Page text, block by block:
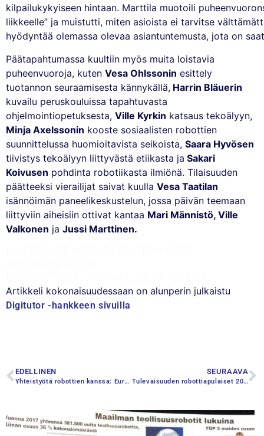
kilpailukykyiseen hintaan. Marttila muotoili
liikkeelle” ja muistutti, miten asioista ei tarvitse
hyödyntää olemassa olevaa asiantuntemusta, jota on
Päätapahtumassa kuultiin myös muita loistavia
puheenvuoroja, kuten Vesa Ohlssonin esittely
tuotannon seuraamisesta kännykällä, Harrin Bläuerin
kuvailu peruskouluissa tapahtuvasta
ohjelmointiopetuksesta, Ville Kyrkin katsaus tekoälyyn,
Minja Axelssonin kooste sosiaalisten robottien
suunnittelussa huomioitavista seikoista, Saara Hyvösen
tiivistys tekoälyyn liittyvästä etiikasta ja Sakari
Koivusen pohdinta robotiikasta ilmiönä. Tilaisuuden
päätteeksi vierailijat saivat kuulla Vesa Taatilan
isännöimän paneelikeskustelun, jossa päivän teemaan
liittyviin aiheisiin ottivat kantaa Mari Männistö, Ville
Valkonen ja Jussi Marttinen.
Artikkeli kokonaisuudessaan on alunperin julkaistu
Digitutor -hankkeen sivuilla
EDELLINEN
Yhteistyötä robottien kanssa: Euroopan robotiikkaviikko Turussa 21.11.
SEURAAVA
Tulevaisuuden robottiapulaiset 2018 –kilpailun tulokset